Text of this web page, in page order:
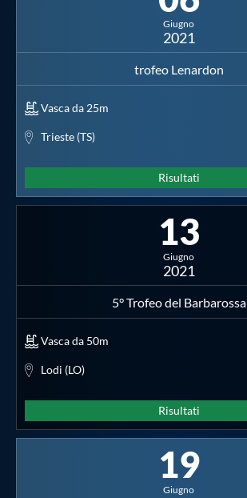
Giugno
2021
trofeo Lenardon
Vasca da 25m
Trieste (TS)
Risultati
13
Giugno
2021
5° Trofeo del Barbarossa
Vasca da 50m
Lodi (LO)
Risultati
19
Giugno